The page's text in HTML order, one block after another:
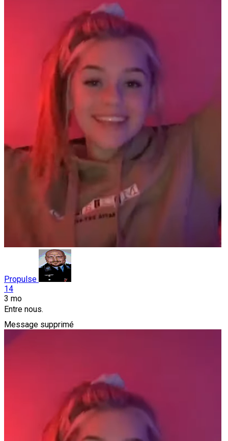
Propulse
14
3 mo
Entre nous.
Message supprimé